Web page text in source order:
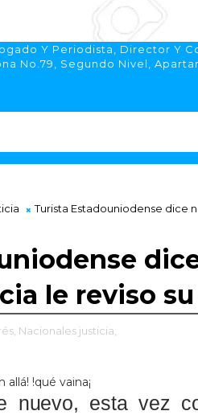
Y Periodista, Director Y
No.79, Segundo Nivel,
Turista Estadouniodense dice
le reviso
Nacionales justicia,
!qué vaina¡
nuevo, esta vez